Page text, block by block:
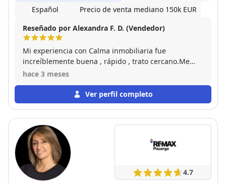
Español
Precio de venta mediano 150k EUR
Reseñado por Alexandra F. D. (Vendedor)
Mi experiencia con Calma inmobiliaria fue
increíblemente buena , rápido , trato cercano.Me
ayudaron y aconsejaron en cada paso que tenía que
el que contacté desde el principio y hasta final
estuvo a mi lado . Gracias a todo el equipo .
hace 3 meses
Ver perfil completo
4.7